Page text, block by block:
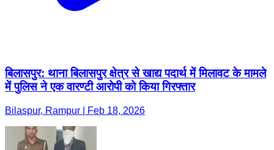
बिलासपुर: थाना बिलासपुर क्षेत्र से खाद्य पदार्थ में मिलावट के मामले
में पुलिस ने एक वारण्टी आरोपी को किया गिरफ्तार
Bilaspur, Rampur | Feb 18, 2026